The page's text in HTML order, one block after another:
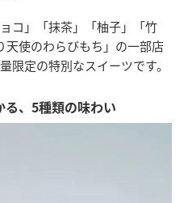
コ」「抹茶」「柚子」「竹
天使のわらびもち」の一部店
限定の特別なスイーツです。
る、5種類の味わい